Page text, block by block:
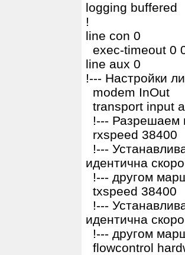
logging buffered
!
line con 0
exec-timeout 0
line aux 0
!--- Настройки
modem InOut
transport input
!--- Разрешаем
rxspeed 38400
!---
идентична
!--- другом
txspeed 38400
!---
идентична
!--- другом
flowcontrol